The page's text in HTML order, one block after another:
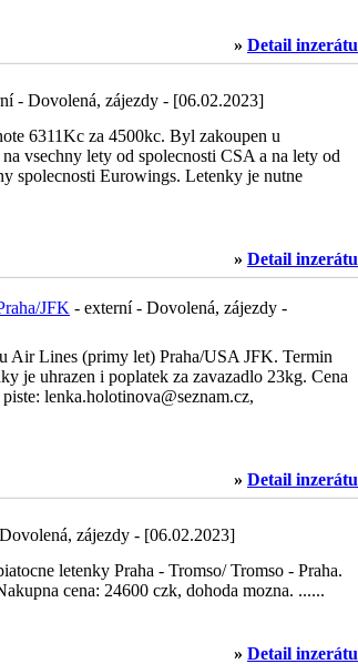
» Detail inzerátu
- Dovolená, zájezdy - [06.02.2023]
6311Kc za 4500kc. Byl zakoupen u
vsechny lety od spolecnosti CSA a na lety od
spolecnosti Eurowings. Letenky je nutne
» Detail inzerátu
JFK - externí - Dovolená, zájezdy -
Air Lines (primy let) Praha/USA JFK. Termin
je uhrazen i poplatek za zavazadlo 23kg. Cena
lenka.holotinova@seznam.cz,
» Detail inzerátu
zájezdy - [06.02.2023]
letenky Praha - Tromso/ Tromso - Praha.
cena: 24600 czk, dohoda mozna. ......
» Detail inzerátu